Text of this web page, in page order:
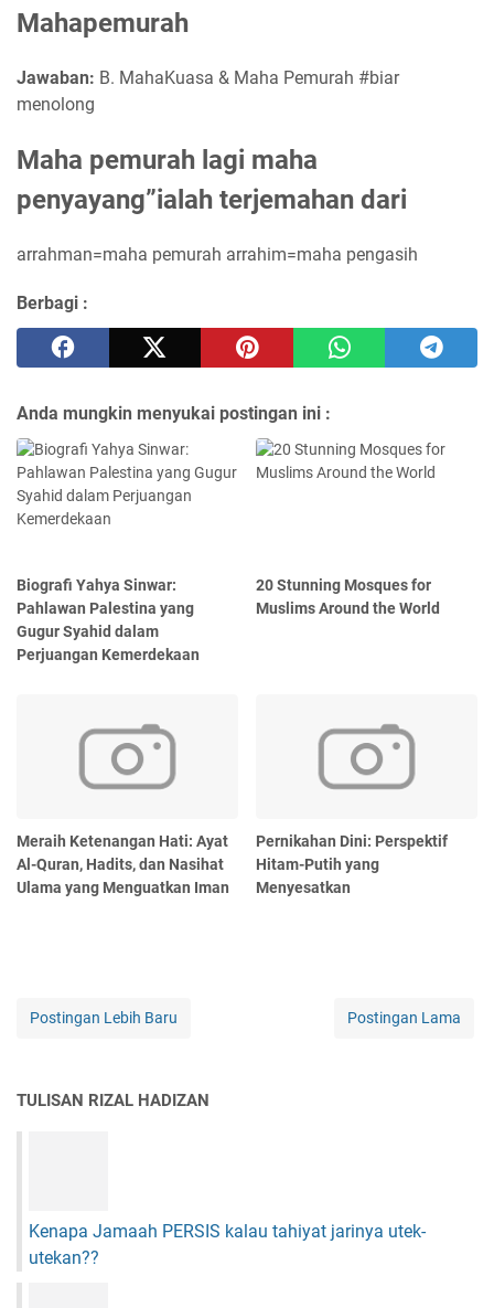
Mahapemurah​
Jawaban: B. MahaKuasa & Maha Pemurah #biar
menolong
Maha pemurah lagi maha
penyayang”ialah terjemahan dari
arrahman=maha pemurah arrahim=maha pengasih
Berbagi :
Anda mungkin menyukai postingan ini :
Biografi Yahya Sinwar:
Pahlawan Palestina yang
Gugur Syahid dalam
Perjuangan Kemerdekaan
20 Stunning Mosques for
Muslims Around the World
Meraih Ketenangan Hati: Ayat
Al-Quran, Hadits, dan Nasihat
Ulama yang Menguatkan Iman
Pernikahan Dini: Perspektif
Hitam-Putih yang
Menyesatkan
Postingan Lebih Baru Postingan Lama
TULISAN RIZAL HADIZAN
Kenapa Jamaah PERSIS kalau tahiyat jarinya utek-
utekan??